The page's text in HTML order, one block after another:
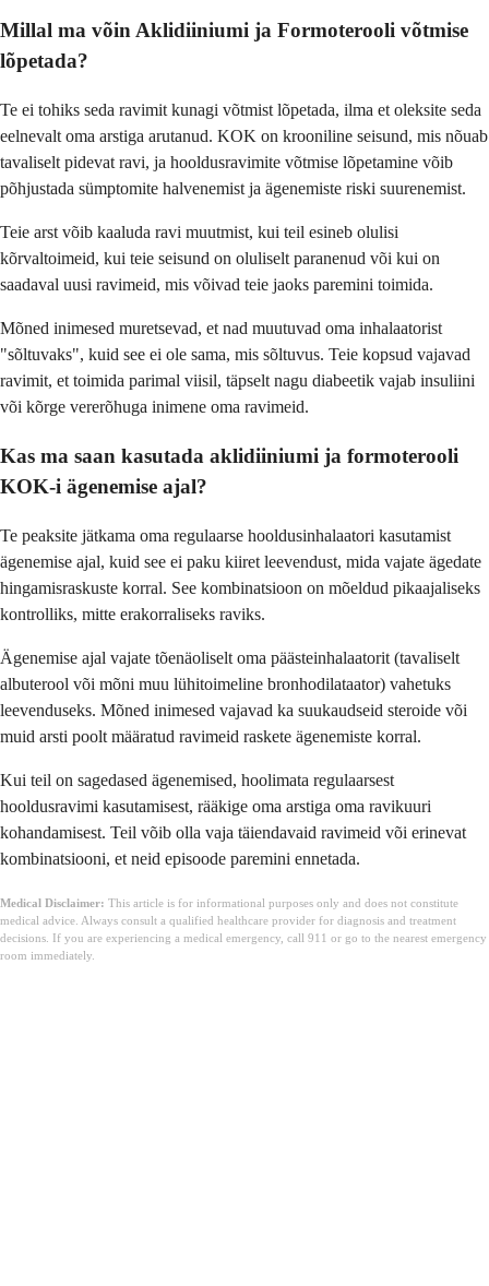
Millal ma võin Aklidiiniumi ja Formoterooli võtmise
lõpetada?
Te ei tohiks seda ravimit kunagi võtmist lõpetada, ilma et oleksite seda
eelnevalt oma arstiga arutanud. KOK on krooniline seisund, mis nõuab
tavaliselt pidevat ravi, ja hooldusravimite võtmise lõpetamine võib
põhjustada sümptomite halvenemist ja ägenemiste riski suurenemist.
Teie arst võib kaaluda ravi muutmist, kui teil esineb olulisi
kõrvaltoimeid, kui teie seisund on oluliselt paranenud või kui on
saadaval uusi ravimeid, mis võivad teie jaoks paremini toimida.
Mõned inimesed muretsevad, et nad muutuvad oma inhalaatorist
"sõltuvaks", kuid see ei ole sama, mis sõltuvus. Teie kopsud vajavad
ravimit, et toimida parimal viisil, täpselt nagu diabeetik vajab insuliini
või kõrge vererõhuga inimene oma ravimeid.
Kas ma saan kasutada aklidiiniumi ja formoterooli
KOK-i ägenemise ajal?
Te peaksite jätkama oma regulaarse hooldusinhalaatori kasutamist
ägenemise ajal, kuid see ei paku kiiret leevendust, mida vajate ägedate
hingamisraskuste korral. See kombinatsioon on mõeldud pikaajaliseks
kontrolliks, mitte erakorraliseks raviks.
Ägenemise ajal vajate tõenäoliselt oma päästeinhalaatorit (tavaliselt
albuterool või mõni muu lühitoimeline bronhodilataator) vahetuks
leevenduseks. Mõned inimesed vajavad ka suukaudseid steroide või
muid arsti poolt määratud ravimeid raskete ägenemiste korral.
Kui teil on sagedased ägenemised, hoolimata regulaarsest
hooldusravimi kasutamisest, rääkige oma arstiga oma ravikuuri
kohandamisest. Teil võib olla vaja täiendavaid ravimeid või erinevat
kombinatsiooni, et neid episoode paremini ennetada.
Medical Disclaimer: This article is for informational purposes only and does not constitute
medical advice. Always consult a qualified healthcare provider for diagnosis and treatment
decisions. If you are experiencing a medical emergency, call 911 or go to the nearest emergency
room immediately.